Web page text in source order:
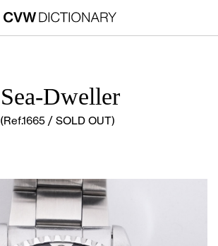
Sea-Dweller
(Ref.1665 / SOLD OUT)